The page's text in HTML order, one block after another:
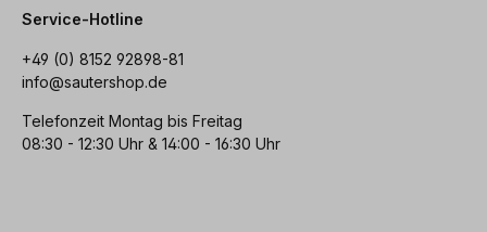
Service-Hotline
+49 (0) 8152 92898-81
info@sautershop.de
Telefonzeit Montag bis Freitag
08:30 - 12:30 Uhr & 14:00 - 16:30 Uhr